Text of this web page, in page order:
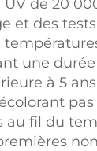
Nous
de 20
et des
une
à 5
au fil du